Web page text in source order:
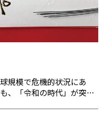
規模で危機的状況にあ
、「令和の時代」が突き